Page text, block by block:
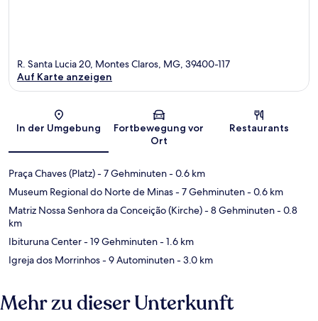
Karte
R. Santa Lucia 20, Montes Claros, MG, 39400-117
Auf Karte anzeigen
In der Umgebung
Fortbewegung vor
Ort
Restaurants
Praça Chaves (Platz)- 7 Gehminuten- 0.6 km
Museum Regional do Norte de Minas- 7 Gehminuten- 0.6 km
Matriz Nossa Senhora da Conceição (Kirche)- 8 Gehminuten- 0.8
km
Ibituruna Center- 19 Gehminuten- 1.6 km
Igreja dos Morrinhos- 9 Autominuten- 3.0 km
Mehr zu dieser Unterkunft